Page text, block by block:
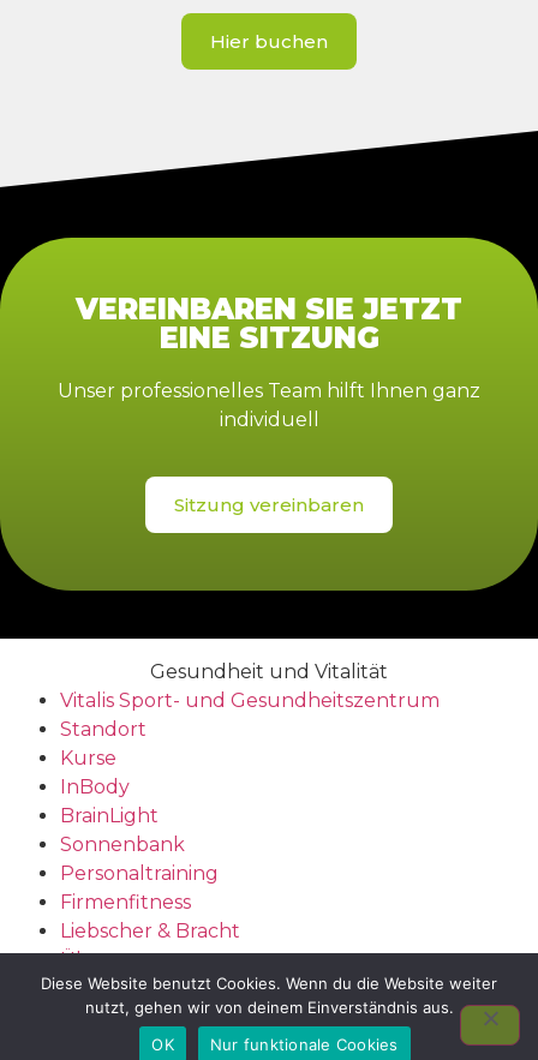
Hier buchen
VEREINBAREN SIE JETZT
EINE SITZUNG
Unser professionelles Team hilft Ihnen ganz
individuell
Sitzung vereinbaren
Gesundheit und Vitalität
Vitalis Sport- und Gesundheitszentrum
Standort
Kurse
InBody
BrainLight
Sonnenbank
Personaltraining
Firmenfitness
Liebscher & Bracht
Über uns
Aktuelles
Erfolgsberichte
Alle Rechte vorbehalten
Diese Website benutzt Cookies. Wenn du die Website weiter
nutzt, gehen wir von deinem Einverständnis aus.
OK
Nur funktionale Cookies